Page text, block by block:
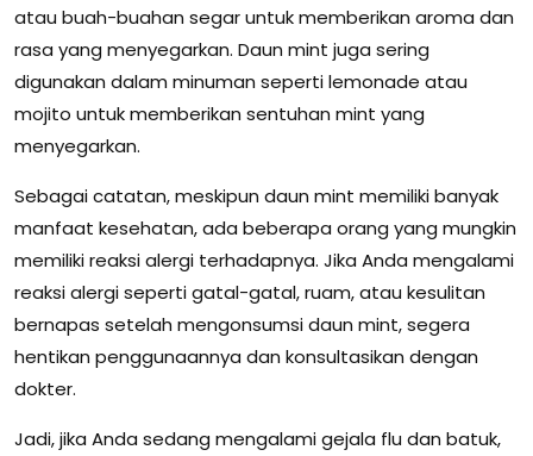
atau buah-buahan segar untuk memberikan aroma dan
rasa yang menyegarkan. Daun mint juga sering
digunakan dalam minuman seperti lemonade atau
mojito untuk memberikan sentuhan mint yang
menyegarkan.
Sebagai catatan, meskipun daun mint memiliki banyak
manfaat kesehatan, ada beberapa orang yang mungkin
memiliki reaksi alergi terhadapnya. Jika Anda mengalami
reaksi alergi seperti gatal-gatal, ruam, atau kesulitan
bernapas setelah mengonsumsi daun mint, segera
hentikan penggunaannya dan konsultasikan dengan
dokter.
Jadi, jika Anda sedang mengalami gejala flu dan batuk,